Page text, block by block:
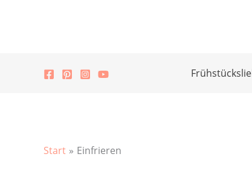
Start Einfrieren